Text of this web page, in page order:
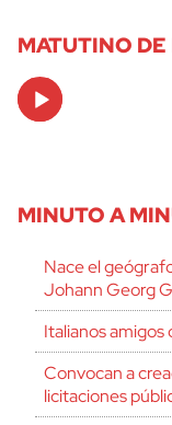
MATUTINO
Audio
Player
MINUTO A
Nace el
Johann Georg
Italianos amigos
Convocan a
licitaciones